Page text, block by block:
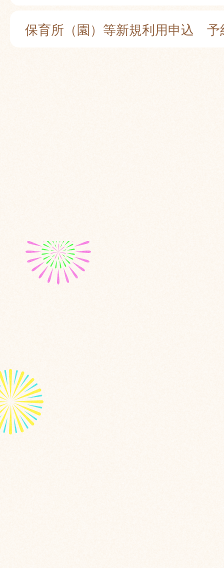
保育所（園）等新規利用申込 予